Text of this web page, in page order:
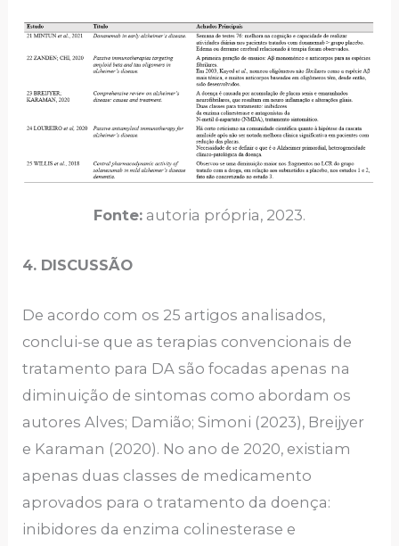
Fonte: autoria própria, 2023.
4. DISCUSSÃO
De acordo com os 25 artigos analisados,
conclui-se que as terapias convencionais de
tratamento para DA são focadas apenas na
diminuição de sintomas como abordam os
autores Alves; Damião; Simoni (2023), Breijyer
e Karaman (2020). No ano de 2020, existiam
apenas duas classes de medicamento
aprovados para o tratamento da doença:
inibidores da enzima colinesterase e